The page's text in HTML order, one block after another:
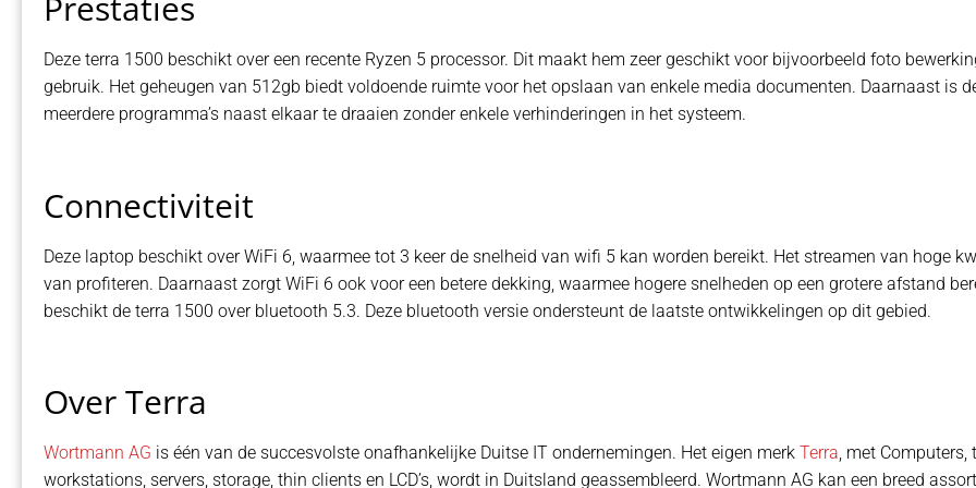
Deze terra 1500 beschikt over een recente Ryzen 5 processor. Dit maakt hem zeer geschikt voor bijvoorbeeld foto
gebruik. Het geheugen van 512gb biedt voldoende ruimte voor het opslaan van enkele media documenten. Daarnaast is
meerdere programma’s naast elkaar te draaien zonder enkele verhinderingen in het systeem.
Connectiviteit
Deze laptop beschikt over WiFi 6, waarmee tot 3 keer de snelheid van wifi 5 kan worden bereikt. Het streamen van hoge
van profiteren. Daarnaast zorgt WiFi 6 ook voor een betere dekking, waarmee hogere snelheden op een grotere afstand
beschikt de terra 1500 over bluetooth 5.3. Deze bluetooth versie ondersteunt de laatste ontwikkelingen op dit gebied.
Over Terra
Wortmann AG is één van de succesvolste onafhankelijke Duitse IT ondernemingen. Het eigen merk Terra, met Computers,
workstations, servers, storage, thin clients en LCD’s, wordt in Duitsland geassembleerd. Wortmann AG kan een breed